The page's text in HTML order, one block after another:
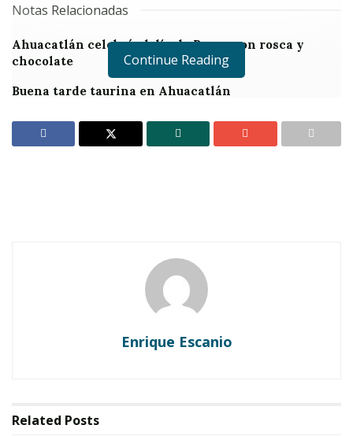
Notas Relacionadas
Ahuacatlán celebrá el día de Reyes con rosca y
chocolate
Buena tarde taurina en Ahuacatlán
Continue Reading
Enrique Escanio
Related Posts